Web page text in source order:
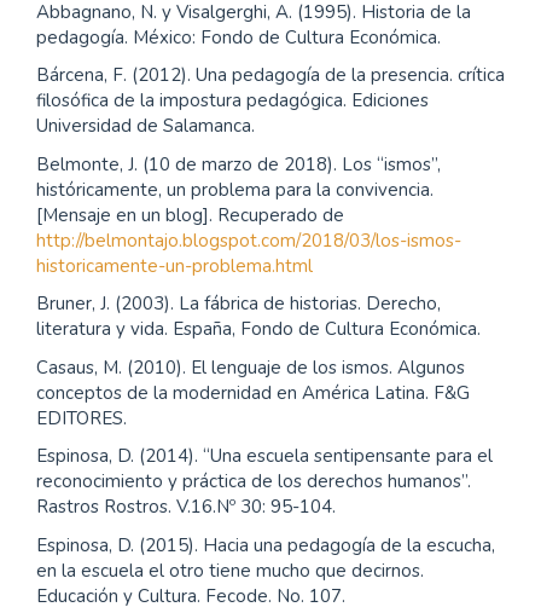
Abbagnano, N. y Visalgerghi, A. (1995). Historia de la
pedagogía. México: Fondo de Cultura Económica.
Bárcena, F. (2012). Una pedagogía de la presencia. crítica
filosófica de la impostura pedagógica. Ediciones
Universidad de Salamanca.
Belmonte, J. (10 de marzo de 2018). Los “ismos”,
históricamente, un problema para la convivencia.
[Mensaje en un blog]. Recuperado de
http://belmontajo.blogspot.com/2018/03/los-ismos-
historicamente-un-problema.html
Bruner, J. (2003). La fábrica de historias. Derecho,
literatura y vida. España, Fondo de Cultura Económica.
Casaus, M. (2010). El lenguaje de los ismos. Algunos
conceptos de la modernidad en América Latina. F&G
EDITORES.
Espinosa, D. (2014). “Una escuela sentipensante para el
reconocimiento y práctica de los derechos humanos”.
Rastros Rostros. V.16.Nº 30: 95-104.
Espinosa, D. (2015). Hacia una pedagogía de la escucha,
en la escuela el otro tiene mucho que decirnos.
Educación y Cultura. Fecode. No. 107.